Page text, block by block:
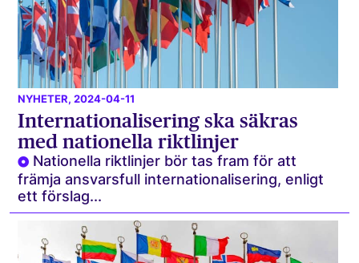
NYHETER, 2024-04-11
Internationalisering ska säkras
med nationella riktlinjer
Nationella riktlinjer bör tas fram för att
främja ansvarsfull internationalisering, enligt
ett förslag...